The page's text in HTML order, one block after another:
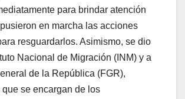
para brindar atención
en marcha las acciones
resguardarlos. Asimismo, se dio
Nacional de Migración (INM) y a
de la República (FGR),
se encargan de los